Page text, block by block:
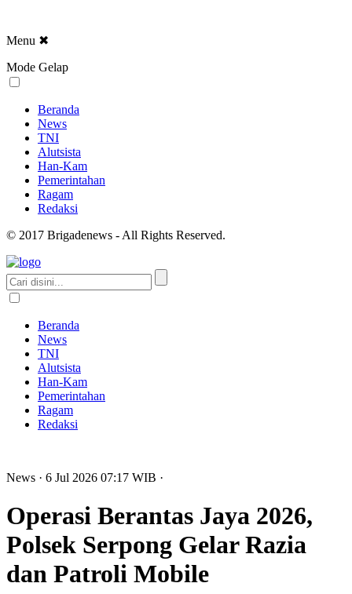
Menu ✖
Mode Gelap
Beranda
News
TNI
Alutsista
Han-Kam
Pemerintahan
Ragam
Redaksi
© 2017 Brigadenews - All Rights Reserved.
Beranda
News
TNI
Alutsista
Han-Kam
Pemerintahan
Ragam
Redaksi
News · 6 Jul 2026 07:17 WIB ·
Operasi Berantas Jaya 2026,
Polsek Serpong Gelar Razia
dan Patroli Mobile